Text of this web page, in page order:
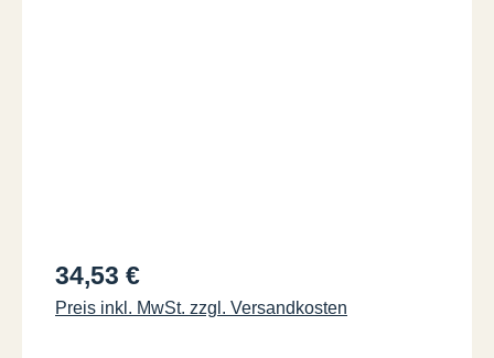
Regulärer Preis:
34,53 €
Preis inkl. MwSt. zzgl. Versandkosten